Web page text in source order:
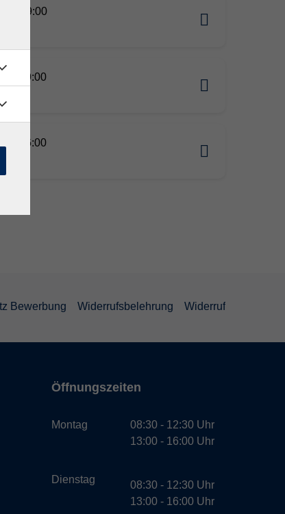
19:00
09:00
16:00
Bewerbung Widerrufsbelehrung Widerruf
Öffnungszeiten
Montag
Dienstag
08:30 - 12:30 Uhr
13:00 - 16:00 Uhr
08:30 - 12:30 Uhr
13:00 - 16:00 Uhr